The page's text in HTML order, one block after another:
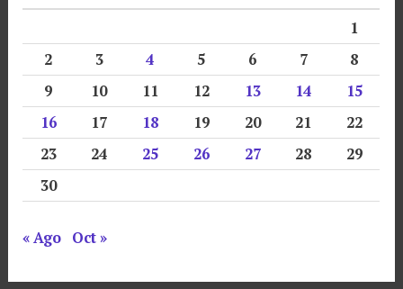
1
2
3 4 5 6 7
8
9
10 11 12 13 14
15
16
17 18 19 20 21
22
23
24 25 26 27 28
29
30
« Ago Oct »